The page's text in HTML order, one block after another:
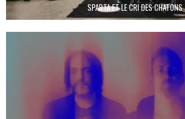
SPARTA ET LE CRI DES CHATONS